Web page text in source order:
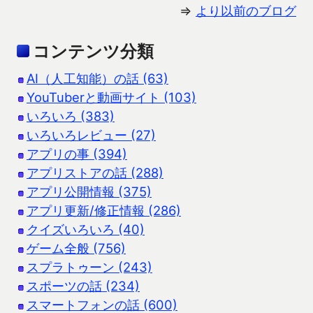
⇒ より以前のブログ
コンテンツ分類
AI（人工知能）の話 (63)
YouTuberと動画サイト (103)
いろいろ (383)
いろいろレビュー (27)
アプリの事 (394)
アプリストアの話 (288)
アプリ公開情報 (375)
アプリ更新/修正情報 (286)
クイズいろいろ (40)
ゲーム全般 (756)
スプラトゥーン (243)
スポーツの話 (234)
スマートフォンの話 (600)